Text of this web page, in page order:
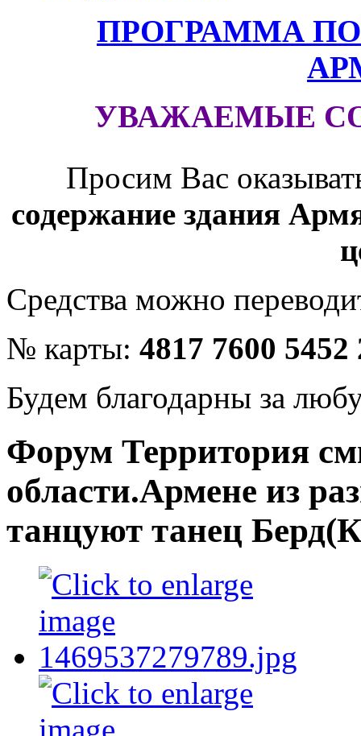
ПРОГРАММА
УВАЖАЕМЫЕ
Просим Вас
содержание здания
Средства можно
№ карты: 4817 7600 5452
Будем благодарны за
Форум Территория
области.Армене из
танцуют танец